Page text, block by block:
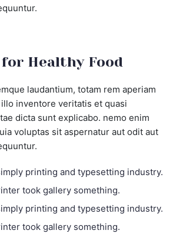
for Healthy Food
laudantium, totam rem aperiam
inventore veritatis et quasi
dicta sunt explicabo. nemo enim
voluptas sit aspernatur aut odit aut
printing and typesetting industry.
took gallery something.
printing and typesetting industry.
took gallery something.